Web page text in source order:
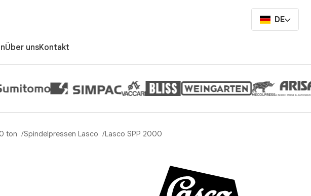
DE
Über unsKontakt
ton Spindelpressen Lasco Lasco SPP 2000